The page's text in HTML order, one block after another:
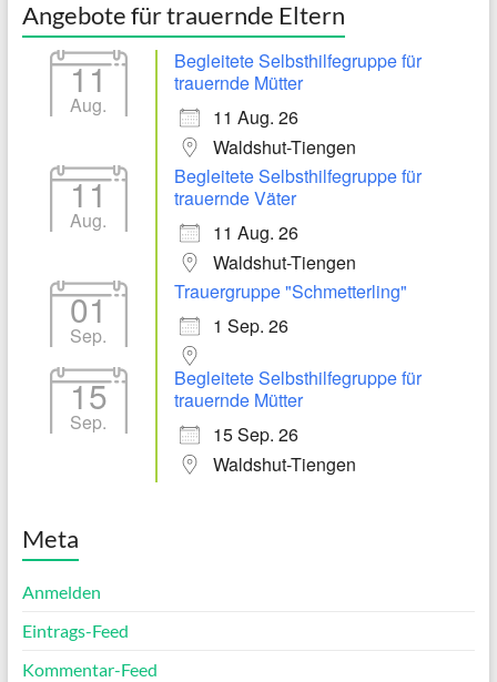
Angebote für trauernde Eltern
11
Aug.
Begleitete Selbsthilfegruppe für
trauernde Mütter
11 Aug. 26
Waldshut-Tiengen
11
Aug.
Begleitete Selbsthilfegruppe für
trauernde Väter
11 Aug. 26
Waldshut-Tiengen
01
Sep.
Trauergruppe "Schmetterling"
1 Sep. 26
15
Sep.
Begleitete Selbsthilfegruppe für
trauernde Mütter
15 Sep. 26
Waldshut-Tiengen
Meta
Anmelden
Eintrags-Feed
Kommentar-Feed